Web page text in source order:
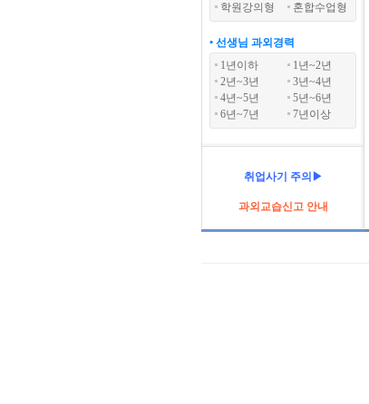
학원강의형
혼합수업형
• 선생님 과외경력
1년이하
1년~2년
2년~3년
3년~4년
4년~5년
5년~6년
6년~7년
7년이상
취업사기 주의▶
과외교습신고 안내